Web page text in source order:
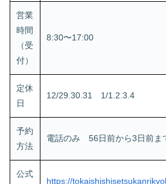
営業
時間
（受
付）
8:30〜17:00
定休
日
12/29.30.31 1/1.2.3.4
予約
方法
電話のみ 56日前から3日前ま
公式
https://